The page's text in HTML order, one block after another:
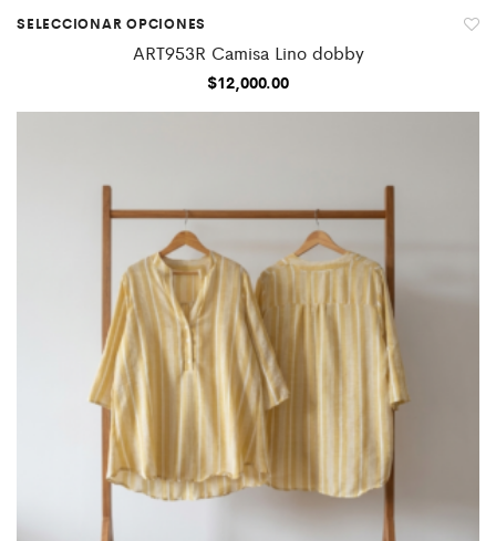
SELECCIONAR OPCIONES
ART953R Camisa Lino dobby
$12,000.00